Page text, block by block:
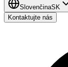
SlovenčinaSK
Kontaktujte nás